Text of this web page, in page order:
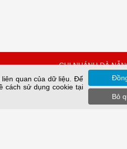
CHI NHÁNH ĐÀ
K42/H2/14 Tiểu La,
quan của dữ liệu. Để
cách sử dụng cookie tại
Bỏ